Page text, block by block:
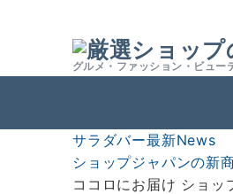
グルメ・ファッション・ビュー
サラダバー最新News
ショップジャパンの新
ココロにお届け ショッ